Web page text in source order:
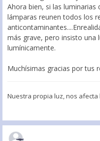
Ahora bien, si las
lámparas reunen todos los
más grave, pero insisto una
lumínicamente.
Muchísimas gracias por tus
Nuestra propia luz, nos